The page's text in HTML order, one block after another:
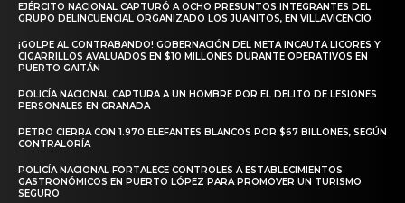
EJÉRCITO NACIONAL CAPTURÓ A OCHO PRESUNTOS INTEGRANTES DEL
GRUPO DELINCUENCIAL ORGANIZADO LOS JUANITOS, EN VILLAVICENCIO
¡GOLPE AL CONTRABANDO! GOBERNACIÓN DEL META INCAUTA LICORES Y
CIGARRILLOS AVALUADOS EN $10 MILLONES DURANTE OPERATIVOS EN
PUERTO GAITÁN
POLICÍA NACIONAL CAPTURA A UN HOMBRE POR EL DELITO DE LESIONES
PERSONALES EN GRANADA
PETRO CIERRA CON 1.970 ELEFANTES BLANCOS POR $67 BILLONES, SEGÚN
CONTRALORÍA
POLICÍA NACIONAL FORTALECE CONTROLES A ESTABLECIMIENTOS
GASTRONÓMICOS EN PUERTO LÓPEZ PARA PROMOVER UN TURISMO
SEGURO